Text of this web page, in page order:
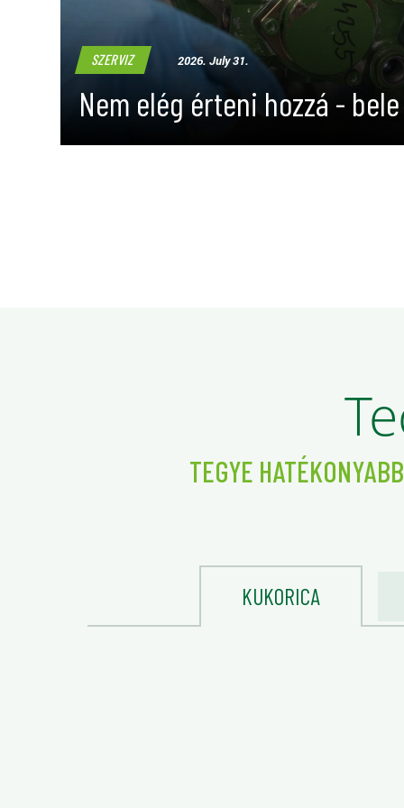
SZERVIZ 2026. July 31.
Nem elég érteni hozzá -
TEGYE
KUKORICA